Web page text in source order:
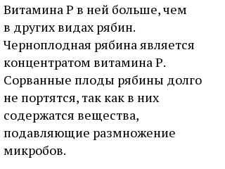
Витамина Р в ней больше, чем
в других видах рябин.
Черноплодная рябина является
концентратом витамина Р.
Сорванные плоды рябины долго
не портятся, так как в них
содержатся вещества,
подавляющие размножение
микробов.